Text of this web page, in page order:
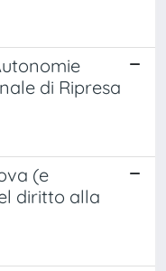
di Ripresa
(e
diritto alla